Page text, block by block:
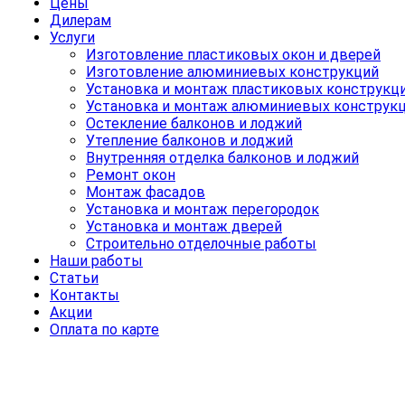
Дилерам
Услуги
Изготовление пластиковых окон и дверей
Изготовление алюминиевых конструкций
Установка и монтаж пластиковых
Установка и монтаж алюминиевых
Остекление балконов и лоджий
Утепление балконов и лоджий
Внутренняя отделка балконов и лоджий
Ремонт окон
Монтаж фасадов
Установка и монтаж перегородок
Установка и монтаж дверей
Строительно отделочные работы
Наши работы
Статьи
Контакты
Акции
Оплата по карте